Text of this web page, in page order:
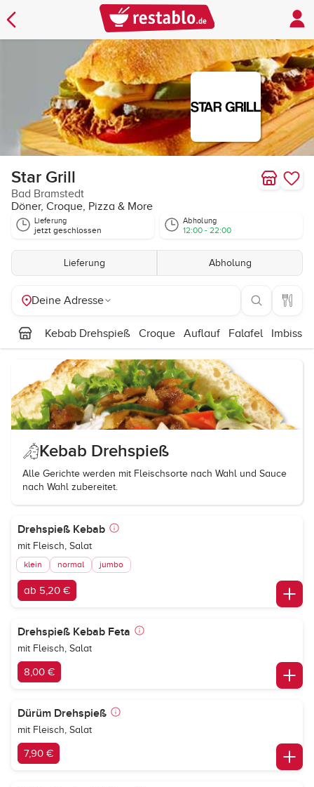
Star Grill
Bad Bramstedt
Döner, Croque, Pizza & More
Lieferung
jetzt geschlossen
Abholung
12:00 - 22:00
Lieferung Abholung
Deine Adresse
Kebab Drehspieß Croque Auflauf Falafel Imbiss
Kebab Drehspieß
Alle Gerichte werden mit Fleischsorte nach Wahl und Sauce
nach Wahl zubereitet.
Drehspieß Kebab
mit Fleisch, Salat
klein normal jumbo
ab 5,20 €
Drehspieß Kebab Feta
mit Fleisch, Salat
8,00 €
Dürüm Drehspieß
mit Fleisch, Salat
7,90 €